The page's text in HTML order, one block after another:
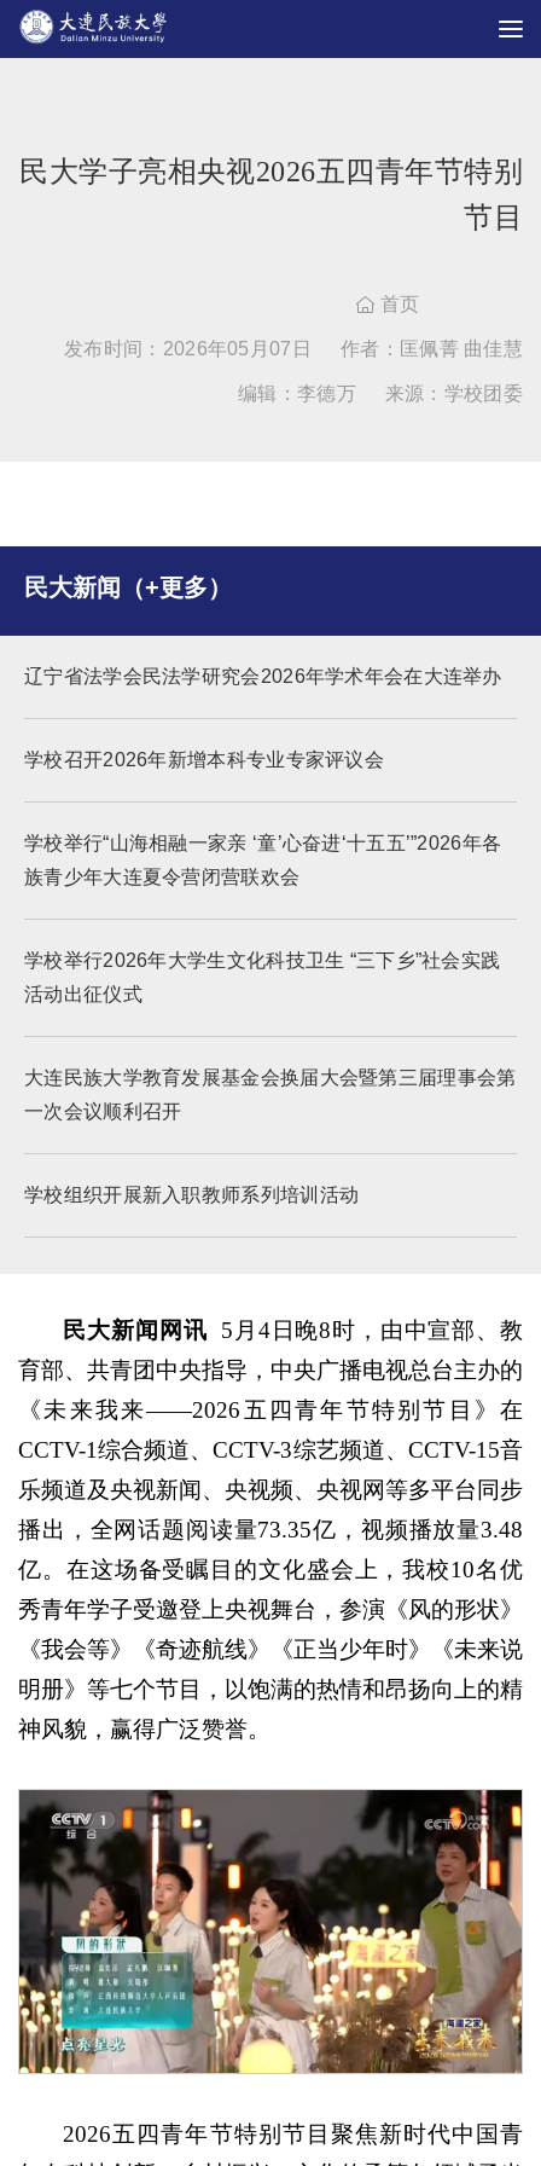
民大学子亮相央视2026五四青年节特别
节目
 首页
发布时间：2026年05月07日 作者：匡佩菁 曲佳慧
编辑：李德万 来源：学校团委
民大新闻（+更多）
辽宁省法学会民法学研究会2026年学术年会在大连举办
学校召开2026年新增本科专业专家评议会
学校举行“山海相融一家亲 ‘童’心奋进‘十五五’”2026年各
族青少年大连夏令营闭营联欢会
学校举行2026年大学生文化科技卫生 “三下乡”社会实践
活动出征仪式
大连民族大学教育发展基金会换届大会暨第三届理事会第
一次会议顺利召开
学校组织开展新入职教师系列培训活动
民大新闻网讯 5月4日晚8时，由中宣部、教
育部、共青团中央指导，中央广播电视总台主办的
《未来我来——2026五四青年节特别节目》在
CCTV-1综合频道、CCTV-3综艺频道、CCTV-15音
乐频道及央视新闻、央视频、央视网等多平台同步
播出，全网话题阅读量73.35亿，视频播放量3.48
亿。在这场备受瞩目的文化盛会上，我校10名优
秀青年学子受邀登上央视舞台，参演《风的形状》
《我会等》《奇迹航线》《正当少年时》《未来说
明册》等七个节目，以饱满的热情和昂扬向上的精
神风貌，赢得广泛赞誉。
2026五四青年节特别节目聚焦新时代中国青